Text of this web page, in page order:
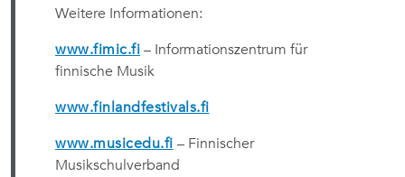
Weitere Informationen:
www.fimic.fi – Informationszentrum für
finnische Musik
www.finlandfestivals.fi
www.musicedu.fi – Finnischer
Musikschulverband